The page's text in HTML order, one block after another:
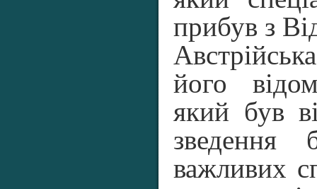
прибув з
його
який був
важливих